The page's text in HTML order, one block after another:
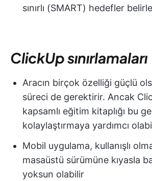
sınırlı (SMART) hedefler
ClickUp sınırlamaları
Aracın birçok özelliği güçlü
süreci de gerektirir. Ancak
kapsamlı eğitim kitaplığı bu
kolaylaştırmaya yardımcı
Mobil uygulama, kullanışlı
masaüstü sürümüne kıyasla
yoksun olabilir